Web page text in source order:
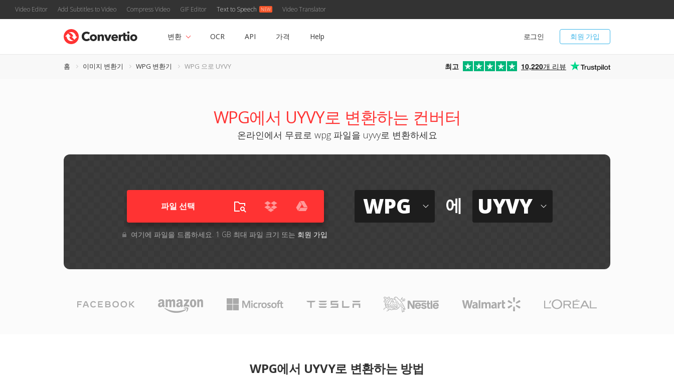
Video Editor Add Subtitles to Video Compress Video GIF Editor Text to Speech Video Translator
회원 가입
로그인
변환 OCR API 가격 Help
홈 이미지 변환기 WPG 변환기 WPG 으로 UYVY 최고 10,220개 리뷰
WPG에서 UYVY로 변환하는 컨버터
온라인에서 무료로 wpg 파일을 uyvy로 변환하세요
파일 선택
여기에 파일을 드롭하세요. 1 GB 최대 파일 크기 또는 회원 가입
WPG 에 UYVY
WPG에서 UYVY로 변환하는 방법